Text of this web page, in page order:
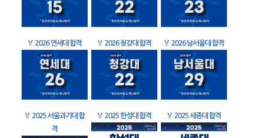
🏅 2026 연세대 합격 🏅 2026 청강대 합격 🏅 2026 남서울대 합격
🏅 2025 서울과기대 합
격
🏅 2025 한성대 합격 🏅 2025 세종대 합격